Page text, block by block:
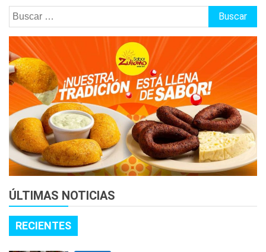
Buscar:
ÚLTIMAS NOTICIAS
RECIENTES